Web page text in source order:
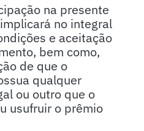
na presente
implicará no integral
e aceitação
bem como,
de que o
qualquer
ou outro que o
usufruir o prêmio